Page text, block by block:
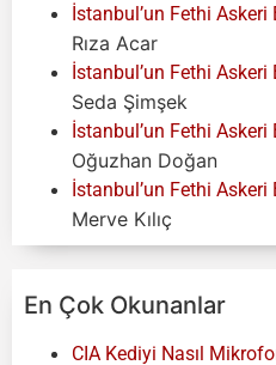
İstanbul’un Fethi Askeri
Rıza Acar
İstanbul’un Fethi Askeri
Seda Şimşek
İstanbul’un Fethi Askeri
Oğuzhan Doğan
İstanbul’un Fethi Askeri
Merve Kılıç
En Çok Okunanlar
CIA Kediyi Nasıl